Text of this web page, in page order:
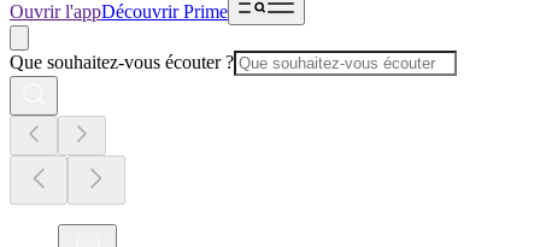
Ouvrir l'appDécouvrir Prime
Que souhaitez-vous écouter ?